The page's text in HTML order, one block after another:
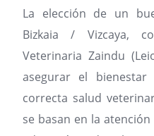
La elección de un
Bizkaia / Vizcaya,
Veterinaria Zaindu
asegurar el
correcta salud
se basan en la